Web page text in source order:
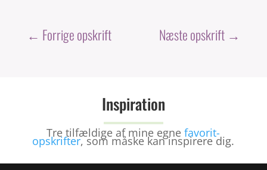
e e l
← Forrige opskrift Næste opskrift →
Inspiration
Tre tilfældige af mine egnefavorit-
opskrifter, som måske kan inspirere dig.